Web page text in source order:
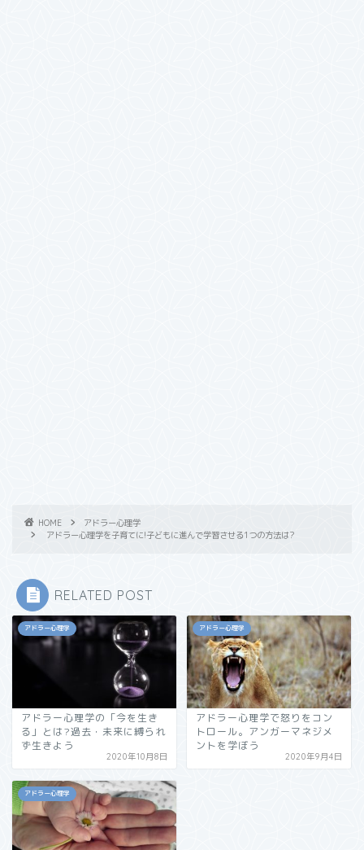
HOME
アドラー心理学
アドラー心理学を子育てに!子どもに進んで学習させる1つの方法は?
RELATED POST
アドラー心理学
アドラー心理学の「今を生き
る」とは?過去・未来に縛られ
ず生きよう
2020年10月8日
アドラー心理学
アドラー心理学で怒りをコン
トロール。アンガーマネジメ
ントを学ぼう
2020年9月4日
アドラー心理学